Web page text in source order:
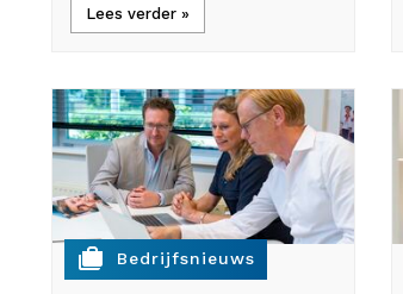
Lees verder »
cases Bedrijfsnieuws